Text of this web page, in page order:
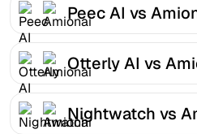
Peec AI vs
Otterly AI vs
Nightwatch vs